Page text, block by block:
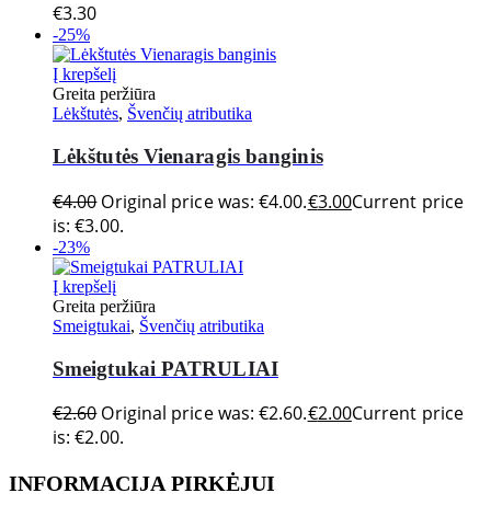
€3.30
-25%
Į krepšelį
Greita peržiūra
Lėkštutės, Švenčių atributika
Lėkštutės Vienaragis banginis
€4.00 Original price was: €4.00.€3.00Current price
is: €3.00.
-23%
Į krepšelį
Greita peržiūra
Smeigtukai, Švenčių atributika
Smeigtukai PATRULIAI
€2.60 Original price was: €2.60.€2.00Current price
is: €2.00.
INFORMACIJA PIRKĖJUI